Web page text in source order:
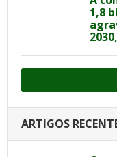
1,8
ARTIGOS